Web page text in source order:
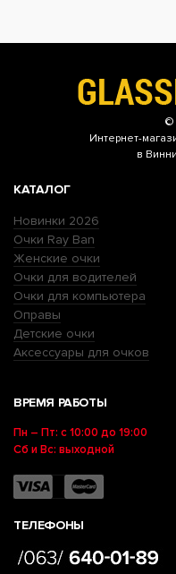
©
Интернет-
в
КАТАЛОГ
Новинки 2026
Очки Ray Ban
Женские очки
Очки для водителей
Очки для компьютера
Оправы
Детские очки
Аксессуары для очков
ВРЕМЯ РАБОТЫ
Пн – Пт: с 10:00 до 19:00
Сб и Вс: выходной
ТЕЛЕФОНЫ